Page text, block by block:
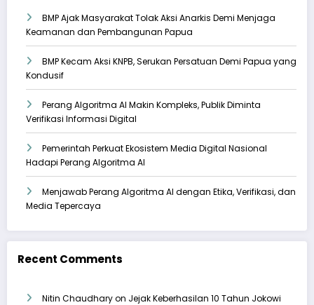
BMP Ajak Masyarakat Tolak Aksi Anarkis Demi Menjaga
Keamanan dan Pembangunan Papua
BMP Kecam Aksi KNPB, Serukan Persatuan Demi Papua yang
Kondusif
Perang Algoritma AI Makin Kompleks, Publik Diminta
Verifikasi Informasi Digital
Pemerintah Perkuat Ekosistem Media Digital Nasional
Hadapi Perang Algoritma AI
Menjawab Perang Algoritma AI dengan Etika, Verifikasi, dan
Media Tepercaya
Recent Comments
Nitin Chaudharyon Jejak Keberhasilan 10 Tahun Jokowi